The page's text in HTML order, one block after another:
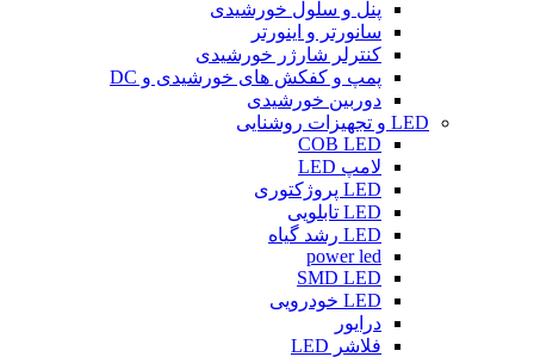
پنل و سلول خورشیدی
سانورتر و اینورتر
کنترلر شارژر خورشیدی
پمپ و کفکش های خورشیدی و DC
دوربین خورشیدی
LED و تجهیزات روشنایی
COB LED
لامپ LED
LED پروژکتوری
LED تابلویی
LED رشد گیاه
power led
SMD LED
LED خودرویی
درایور
فلاشر LED